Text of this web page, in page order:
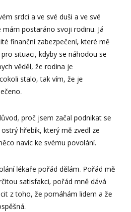
srdci a ve své duši a ve své
mám postaráno svoji rodinu. Já
finanční zabezpečení, které mě
pro situaci, kdyby se náhodou se
věděl, že rodina je
stalo, tak vím, že je
proč jsem začal podnikat se
hřebík, který mě zvedl ze
navíc ke svému povolání.
lékaře pořád dělám. Pořád mě
satisfakci, pořád mně dává
z toho, že pomáhám lidem a že